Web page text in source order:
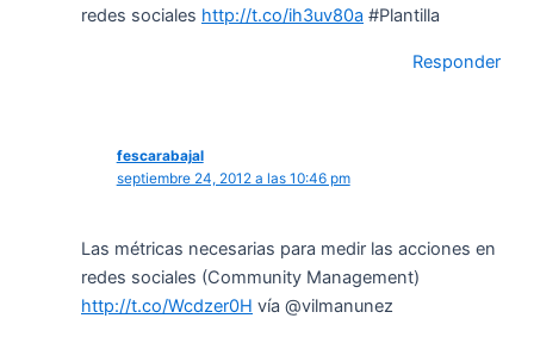
redes sociales http://t.co/ih3uv80a #Plantilla
Responder
fescarabajal
septiembre 24, 2012 a las 10:46 pm
Las métricas necesarias para medir las acciones en
redes sociales (Community Management)
http://t.co/Wcdzer0H vía @vilmanunez